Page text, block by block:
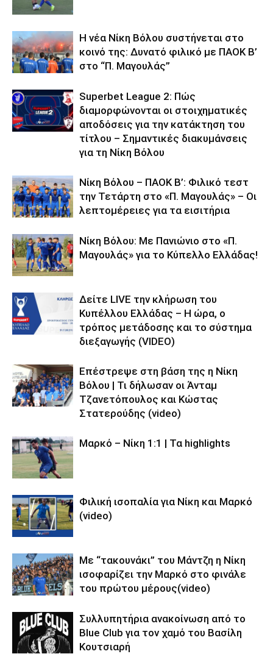
Η νέα Νίκη Βόλου συστήνεται στο
κοινό της: Δυνατό φιλικό με ΠΑΟΚ Β’
στο “Π. Μαγουλάς”
Superbet League 2: Πώς
διαμορφώνονται οι στοιχηματικές
αποδόσεις για την κατάκτηση του
τίτλου – Σημαντικές διακυμάνσεις
για τη Νίκη Βόλου
Νίκη Βόλου – ΠΑΟΚ Β’: Φιλικό τεστ
την Τετάρτη στο «Π. Μαγουλάς» – Οι
λεπτομέρειες για τα εισιτήρια
Νίκη Βόλου: Με Πανιώνιο στο «Π.
Μαγουλάς» για το Κύπελλο Ελλάδας!
Δείτε LIVE την κλήρωση του
Κυπέλλου Ελλάδας – Η ώρα, ο
τρόπος μετάδοσης και το σύστημα
διεξαγωγής (VIDEO)
Επέστρεψε στη βάση της η Νίκη
Βόλου | Τι δήλωσαν οι Άνταμ
Τζανετόπουλος και Κώστας
Στατερούδης (video)
Μαρκό – Νίκη 1:1 | Τα highlights
Φιλική ισοπαλία για Νίκη και Μαρκό
(video)
Με “τακουνάκι” του Μάντζη η Νίκη
ισοφαρίζει την Μαρκό στο φινάλε
του πρώτου μέρους(video)
Συλλυπητήρια ανακοίνωση από το
Blue Club για τον χαμό του Βασίλη
Κουτσιαρή